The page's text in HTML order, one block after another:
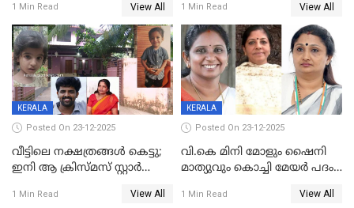
നടപടി;സ്ഥാപനങ്ങൾക്കെതിരെ
രണ്ട് കേസുകൾ
1 Min Read View All
മരണത്തിന് കീഴടങ്ങി
1 Min Read View All
KERALA
Posted On 23-12-2025
വീട്ടിലെ നക്ഷത്രങ്ങൾ കെട്ടു;
ഇനി ആ ക്രിസ്മസ് സ്റ്റാർ
വേണ്ടിയുള്ള
1 Min Read View All
KERALA
Posted On 23-12-2025
വി.കെ മിനി മോളും ഷൈനി
മാത്യുവും കൊച്ചി മേയർ പദം
മേയറാകില്ല
1 Min Read View All